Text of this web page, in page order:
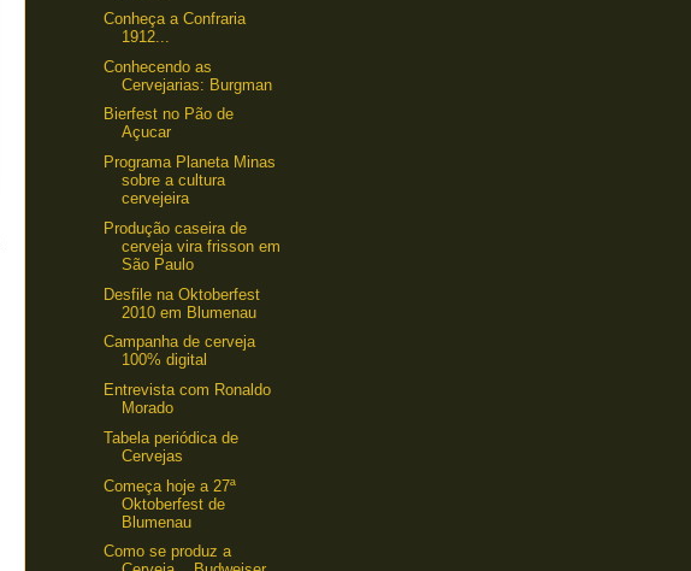
Conheça a Confraria
1912...
Conhecendo as
Cervejarias: Burgman
Bierfest no Pão de
Açucar
Programa Planeta Minas
sobre a cultura
cervejeira
Produção caseira de
cerveja vira frisson em
São Paulo
Desfile na Oktoberfest
2010 em Blumenau
Campanha de cerveja
100% digital
Entrevista com Ronaldo
Morado
Tabela periódica de
Cervejas
Começa hoje a 27ª
Oktoberfest de
Blumenau
Como se produz a